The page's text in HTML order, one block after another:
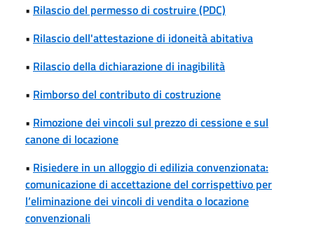
• Rilascio del permesso di costruire (PDC)
• Rilascio dell'attestazione di idoneità abitativa
• Rilascio della dichiarazione di inagibilità
• Rimborso del contributo di costruzione
• Rimozione dei vincoli sul prezzo di cessione e sul
canone di locazione
• Risiedere in un alloggio di edilizia convenzionata:
comunicazione di accettazione del corrispettivo per
l’eliminazione dei vincoli di vendita o locazione
convenzionali